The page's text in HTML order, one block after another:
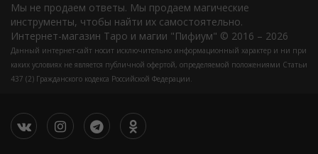
Мы не продаем ответы. Мы продаем магические
инструменты, чтобы найти их самостоятельно.
Интернет-магазин Таро и магии "Пифиум" © 2016 – 2026
Данный интернет-сайт носит исключительно информационный характер и ни при
каких условиях не является публичной офертой, определяемой положениями Статьи
437 (2) Гражданского кодекса Российской Федерации.